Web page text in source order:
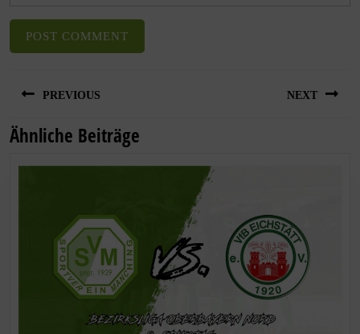
PREVIOUS NEXT
Ähnliche Beiträge